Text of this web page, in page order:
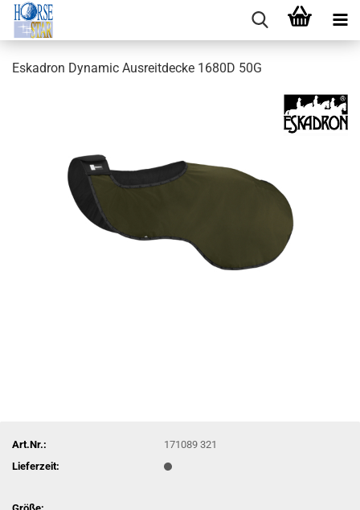
Eskadron Dynamic Ausreitdecke 1680D 50G
Art.Nr.:
171089 321
Lieferzeit: